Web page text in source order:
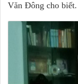
Văn Đông cho biết.